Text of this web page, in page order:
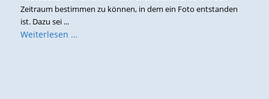
Zeitraum bestimmen zu können, in dem ein Foto entstanden
ist. Dazu sei ...
Weiterlesen …